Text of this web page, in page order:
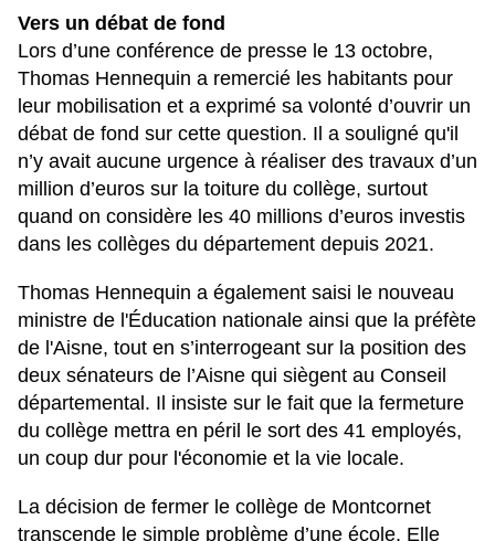
Vers un débat de fond
Lors d’une conférence de presse le 13 octobre,
Thomas Hennequin a remercié les habitants pour
leur mobilisation et a exprimé sa volonté d’ouvrir un
débat de fond sur cette question. Il a souligné qu'il
n’y avait aucune urgence à réaliser des travaux d’un
million d’euros sur la toiture du collège, surtout
quand on considère les 40 millions d’euros investis
dans les collèges du département depuis 2021.
Thomas Hennequin a également saisi le nouveau
ministre de l'Éducation nationale ainsi que la préfète
de l'Aisne, tout en s’interrogeant sur la position des
deux sénateurs de l’Aisne qui siègent au Conseil
départemental. Il insiste sur le fait que la fermeture
du collège mettra en péril le sort des 41 employés,
un coup dur pour l'économie et la vie locale.
La décision de fermer le collège de Montcornet
transcende le simple problème d’une école. Elle